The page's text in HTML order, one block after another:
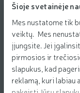
Šioje svetainėje
Mes nustatome tik
veiktų. Mes
įjungsite. Jei
pirmosios ir
slapukus, kad
reklamą, kuri labiau